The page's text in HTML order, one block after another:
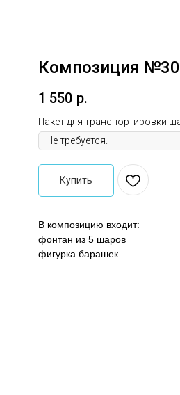
Композиция
1 550 р.
Пакет для транспортировки
Купить
В композицию входит:
фонтан из 5 шаров
фигурка барашек